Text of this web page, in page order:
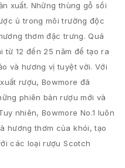
xuất. Những thùng gỗ sồi
ủ trong môi trường độc
thơm đặc trưng. Quá
từ 12 đến 25 năm để tạo ra
và hương vị tuyệt vời. Với
rượu, Bowmore đã
phiên bản rượu mới và
nhiên, Bowmore No.1 luôn
hương thơm của khói, tạo
các loại rượu Scotch